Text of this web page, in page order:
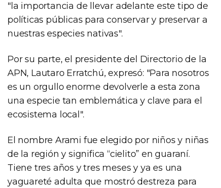
"la importancia de llevar adelante este tipo de
políticas públicas para conservar y preservar a
nuestras especies nativas".
Por su parte, el presidente del Directorio de la
APN, Lautaro Erratchú, expresó: "Para nosotros
es un orgullo enorme devolverle a esta zona
una especie tan emblemática y clave para el
ecosistema local".
El nombre Arami fue elegido por niños y niñas
de la región y significa “cielito” en guaraní.
Tiene tres años y tres meses y ya es una
yaguareté adulta que mostró destreza para